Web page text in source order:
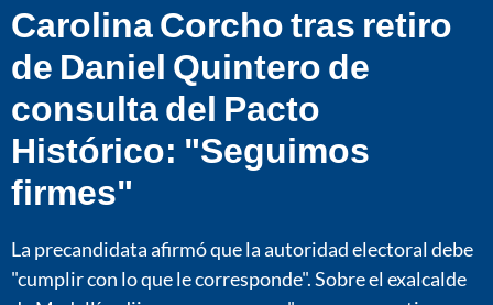
Carolina Corcho tras retiro
de Daniel Quintero de
consulta del Pacto
Histórico: "Seguimos
firmes"
La precandidata afirmó que la autoridad electoral debe
"cumplir con lo que le corresponde". Sobre el exalcalde